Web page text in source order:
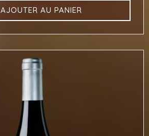
AJOUTER AU PANIER